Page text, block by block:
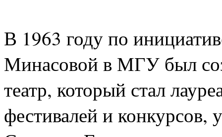
В 1963 году по
Минасовой в МГУ был
театр, который стал
фестивалей и конкурсов,